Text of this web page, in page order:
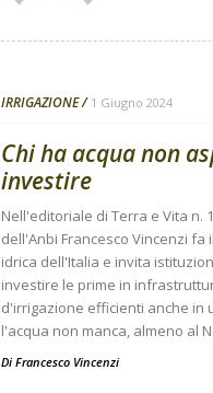
IRRIGAZIONE 1 Giugno 2024
Chi ha acqua non
investire
Nell'editoriale di Terra e Vita n.
dell'Anbi Francesco Vincenzi
idrica dell'Italia e invita
investire le prime in
d'irrigazione efficienti anche in
l'acqua non manca, almeno al
Di Francesco Vincenzi